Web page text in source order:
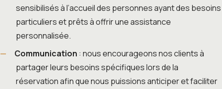
sensibilisés à l’accueil des personnes ayant des besoins
particuliers et prêts à offrir une assistance
personnalisée.
Communication : nous encourageons nos clients à
partager leurs besoins spécifiques lors de la
réservation afin que nous puissions anticiper et faciliter